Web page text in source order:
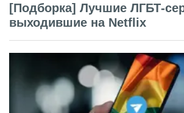
[Подборка] Лучшие ЛГБТ-
выходившие на Netflix